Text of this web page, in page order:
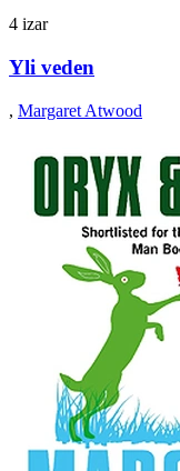
4 izar
Yli veden
, Margaret Atwood